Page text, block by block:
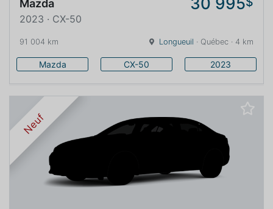
Mazda
2023 · CX-50
91 004 km Longueuil · Québec · 4 km
Mazda CX-50 2023
Neuf